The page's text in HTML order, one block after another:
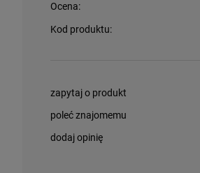
Ocena:
Kod produktu:
zapytaj o produkt
poleć znajomemu
dodaj opinię